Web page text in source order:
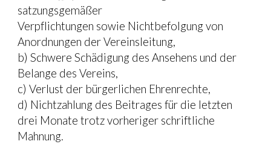
satzungsgemäßer
Verpflichtungen sowie Nichtbefolgung von
Anordnungen der Vereinsleitung,
b) Schwere Schädigung des Ansehens und der
Belange des Vereins,
c) Verlust der bürgerlichen Ehrenrechte,
d) Nichtzahlung des Beitrages für die letzten
drei Monate trotz vorheriger schriftliche
Mahnung.